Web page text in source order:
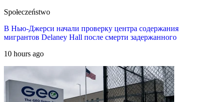
Społeczeństwo
В Нью-Джерси начали проверку центра содержания
мигрантов Delaney Hall после смерти задержанного
10 hours ago